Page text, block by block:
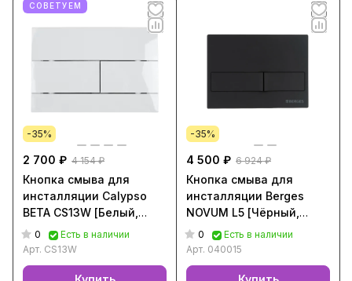
СОВЕТУЕМ
-35%
2 700 ₽ 4 154 ₽
Кнопка смыва для
инсталляции Calypso
BETA CS13W [Белый,
CS13W]
0
Есть в наличии
Арт. CS13W
-35%
4 500 ₽ 6 924 ₽
Кнопка смыва для
инсталляции Berges
NOVUM L5 [Чёрный,
040015]
0
Есть в наличии
Арт. 040015